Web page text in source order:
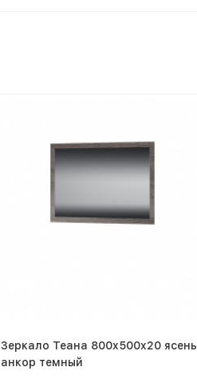
Зеркало Теана 800x500x20 ясень
анкор темный